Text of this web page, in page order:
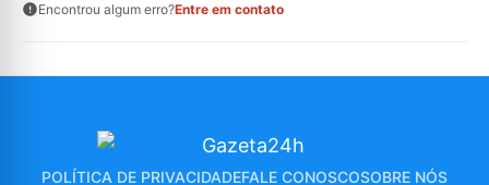
Encontrou algum erro?Entre em contato
POLÍTICA DE PRIVACIDADEFALE CONOSCOSOBRE NÓS